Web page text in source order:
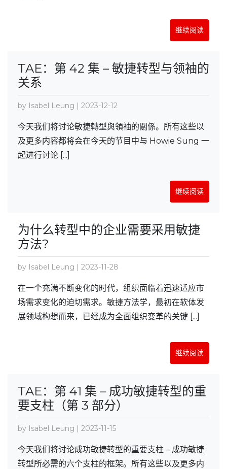
继续阅读
TAE：第 42 集 – 敏捷转型与领袖的
关系
by Isabel Leung | 2023-12-12
今天我们将讨论敏捷轉型與領袖的關係。所有这些以
及更多内容都将会在今天的节目中与 Howie Sung 一
起进行讨论 [...]
继续阅读
为什么转型中的企业需要采用敏捷
方法?
by Isabel Leung | 2023-11-28
在一个充满不断变化的时代，组织面临着迅速适应市
场需求变化的迫切需求。敏捷方法学，最初在软体发
展领域构想而来，已经成为全面组织变革的关键 [...]
继续阅读
TAE：第 41 集 – 成功敏捷转型的重
要支柱（第 3 部分）
by Isabel Leung | 2023-11-15
今天我们将讨论成功敏捷转型的重要支柱 – 成功敏捷
转型所必需的六个支柱的框架。所有这些以及更多内